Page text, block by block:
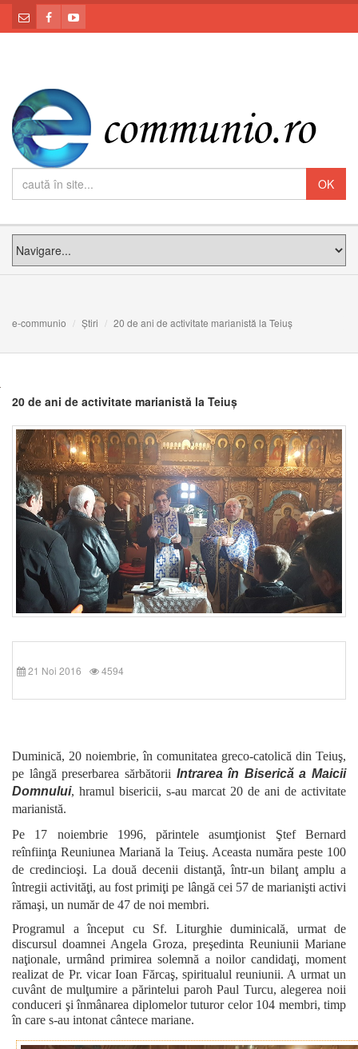
e-communio Știri 20 de ani de activitate marianistă la Teiuș
20 de ani de activitate marianistă la Teiuș
21 Noi 2016 4594
Duminică, 20 noiembrie, în comunitatea greco-catolică din Teiuş,
pe lângă preserbarea sărbătorii Intrarea în Biserică a Maicii
Domnului, hramul bisericii, s-au marcat 20 de ani de activitate
marianistă.
Pe 17 noiembrie 1996, părintele asumţionist Ştef Bernard
reînfiinţa Reuniunea Mariană la Teiuş. Aceasta număra peste 100
de credincioşi. La două decenii distanţă, într-un bilanţ amplu a
întregii activităţi, au fost primiţi pe lângă cei 57 de marianişti activi
rămaşi, un număr de 47 de noi membri.
Programul a început cu Sf. Liturghie duminicală, urmat de
discursul doamnei Angela Groza, preşedinta Reuniunii Mariane
naţionale, urmând primirea solemnă a noilor candidaţi, moment
realizat de Pr. vicar Ioan Fărcaş, spiritualul reuniunii. A urmat un
cuvânt de mulţumire a părintelui paroh Paul Turcu, alegerea noii
conduceri şi înmânarea diplomelor tuturor celor 104 membri, timp
în care s-au intonat cântece mariane.